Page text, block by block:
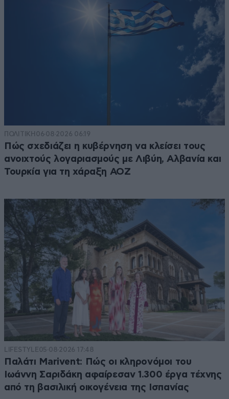
ΠΟΛΙΤΙΚΗ 06·08·2026 06:19
Πώς σχεδιάζει η κυβέρνηση να κλείσει τους
ανοιχτούς λογαριασμούς με Λιβύη, Αλβανία και
Τουρκία για τη χάραξη ΑΟΖ
LIFESTYLE05·08·2026 17:48
Παλάτι Marivent: Πώς οι κληρονόμοι του
Ιωάννη Σαριδάκη αφαίρεσαν 1.300 έργα τέχνης
από τη βασιλική οικογένεια της Ισπανίας